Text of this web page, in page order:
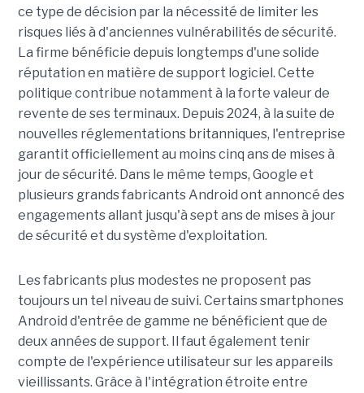
ce type de décision par la nécessité de limiter les
risques liés à d'anciennes vulnérabilités de sécurité.
La firme bénéficie depuis longtemps d'une solide
réputation en matière de support logiciel. Cette
politique contribue notamment à la forte valeur de
revente de ses terminaux. Depuis 2024, à la suite de
nouvelles réglementations britanniques, l'entreprise
garantit officiellement au moins cinq ans de mises à
jour de sécurité. Dans le même temps, Google et
plusieurs grands fabricants Android ont annoncé des
engagements allant jusqu'à sept ans de mises à jour
de sécurité et du système d'exploitation.
Les fabricants plus modestes ne proposent pas
toujours un tel niveau de suivi. Certains smartphones
Android d'entrée de gamme ne bénéficient que de
deux années de support. Il faut également tenir
compte de l'expérience utilisateur sur les appareils
vieillissants. Grâce à l'intégration étroite entre